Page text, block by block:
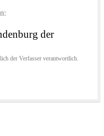
der
der Verfasser verantwortlich.